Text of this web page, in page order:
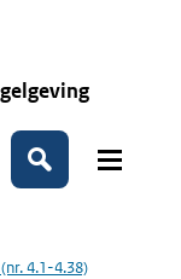
Zoeken
4.1-4.38)